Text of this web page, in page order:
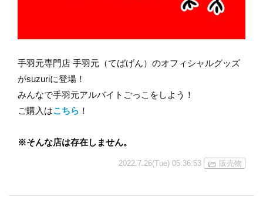
手羽元専門店 手羽元（てばげん）のオフィシャルグッズ
がsuzuriに登場！
みんなで手羽元アルバイトごっこをしよう！
ご購入はこちら ！
※そんな店は存在しません。
2022.7.26(Tue) 05:36:53 販売物